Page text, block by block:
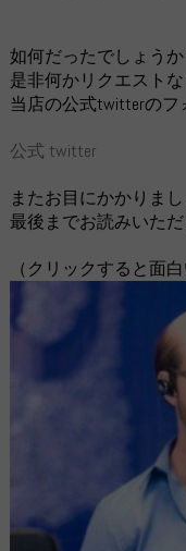
如何だったでしょうか
是非何かリクエスト
当店の公式twitterのフ
公式 twitter
またお目にかかりまし
最後までお読みいた
（クリックすると面